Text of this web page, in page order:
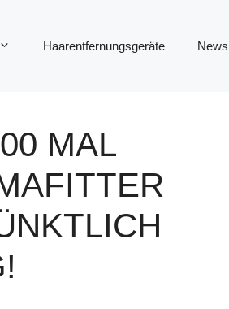
Haarentfernungsgeräte News
MAL